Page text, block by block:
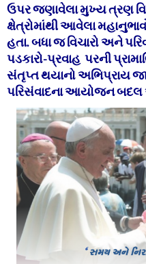
ઉપર જણાવેલા મુખ્ય ત્રણ
ક્ષેત્રોમાંથી આવેલા
હતા. બધા જ વિચારો અને
પડકારો-પ્રવાહ પરની
સંતૃપ્ત થયાનો અભિપ્રાય
પરિસંવાદના આયોજન